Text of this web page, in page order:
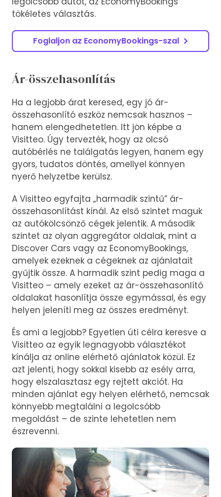
tökéletes választás.
Foglaljon az EconomyBookings-szal
Ár-összehasonlítás
Ha a legjobb árat keresed, egy jó ár-
összehasonlító eszköz nemcsak hasznos –
hanem elengedhetetlen. Itt jön képbe a
Visitteo. Úgy tervezték, hogy az olcsó
autóbérlés ne találgatás legyen, hanem egy
gyors, tudatos döntés, amellyel könnyen
nyerő helyzetbe kerülsz.
A Visitteo egyfajta „harmadik szintű” ár-
összehasonlítást kínál. Az első szintet maguk
az autókölcsönző cégek jelentik. A második
szintet az olyan aggregátor oldalak, mint a
Discover Cars vagy az EconomyBookings,
amelyek ezeknek a cégeknek az ajánlatait
gyűjtik össze. A harmadik szint pedig maga a
Visitteo – amely ezeket az ár-összehasonlító
oldalakat hasonlítja össze egymással, és egy
helyen jeleníti meg az összes eredményt.
És ami a legjobb? Egyetlen úti célra keresve a
Visitteo az egyik legnagyobb választékot
kínálja az online elérhető ajánlatok közül. Ez
azt jelenti, hogy sokkal kisebb az esély arra,
hogy elszalasztasz egy rejtett akciót. Ha
minden ajánlat egy helyen elérhető, nemcsak
könnyebb megtalálni a legolcsóbb
megoldást – de szinte lehetetlen nem
észrevenni.